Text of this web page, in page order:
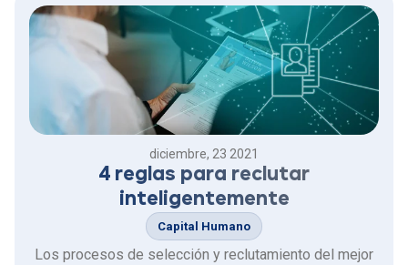
diciembre, 23 2021
4 reglas para reclutar
inteligentemente
Capital Humano
Los procesos de selección y reclutamiento del mejor